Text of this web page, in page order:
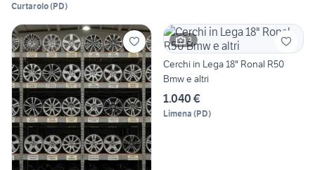
Curtarolo(PD)
3
Cerchi in Lega 18" Ronal R50
Bmw e altri
1.040 €
Limena (PD)